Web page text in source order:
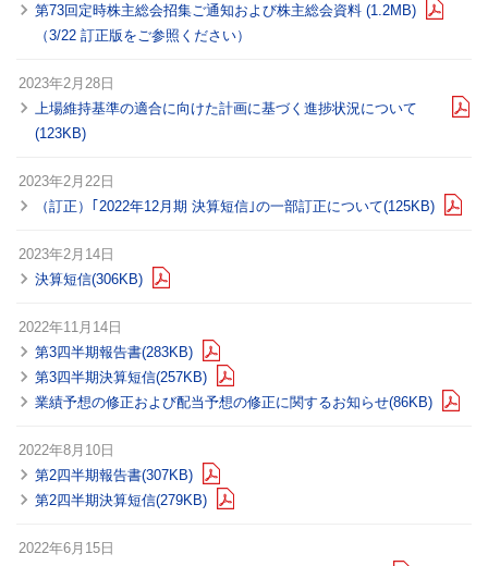
第73回定時株主総会招集ご通知および株主総会資料 (1.2MB)
（3/22 訂正版をご参照ください）
2023年2月28日
上場維持基準の適合に向けた計画に基づく進捗状況について
(123KB)
2023年2月22日
（訂正）｢2022年12月期 決算短信｣の一部訂正について(125KB)
2023年2月14日
決算短信(306KB)
2022年11月14日
第3四半期報告書(283KB)
第3四半期決算短信(257KB)
業績予想の修正および配当予想の修正に関するお知らせ(86KB)
2022年8月10日
第2四半期報告書(307KB)
第2四半期決算短信(279KB)
2022年6月15日